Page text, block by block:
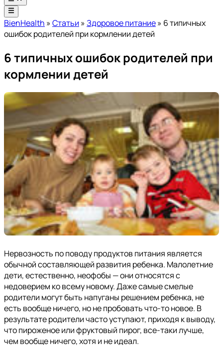
меню
Главное
меню
BienHealth »Статьи »Здоровое питание» 6 типичных
ошибок родителей при кормлении детей
6 типичных ошибок родителей при
кормлении детей
Нервозность по поводу продуктов питания является
обычной составляющей развития ребенка. Малолетние
дети, естественно, неофобы — они относятся с
недоверием ко всему новому. Даже самые смелые
родители могут быть напуганы решением ребенка, не
есть вообще ничего, но не пробовать что-то новое. В
результате родители часто уступают, приходя к выводу,
что пироженое или фруктовый пирог, все-таки лучше,
чем вообще ничего, хотя и не идеал.